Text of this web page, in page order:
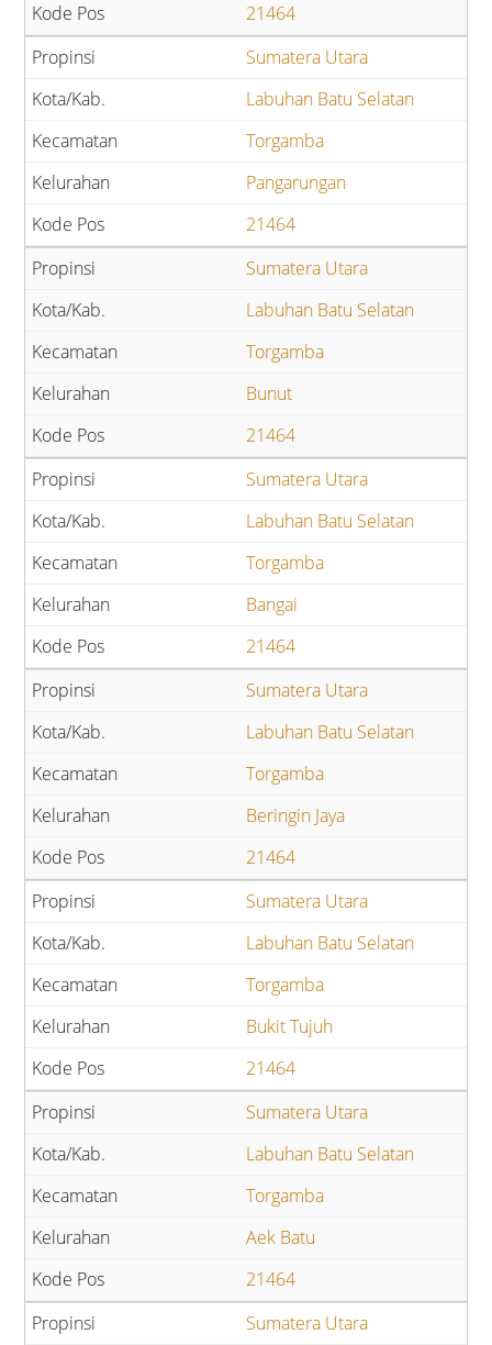
21464
Sumatera Utara
Labuhan Batu Selatan
Torgamba
Pangarungan
21464
Sumatera Utara
Labuhan Batu Selatan
Torgamba
Bunut
21464
Sumatera Utara
Labuhan Batu Selatan
Torgamba
Bangai
21464
Sumatera Utara
Labuhan Batu Selatan
Torgamba
Beringin Jaya
21464
Sumatera Utara
Labuhan Batu Selatan
Torgamba
Bukit Tujuh
21464
Sumatera Utara
Labuhan Batu Selatan
Torgamba
Aek Batu
21464
Sumatera Utara